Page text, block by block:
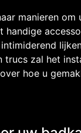
manieren
handige
trucs zal het
hoe u